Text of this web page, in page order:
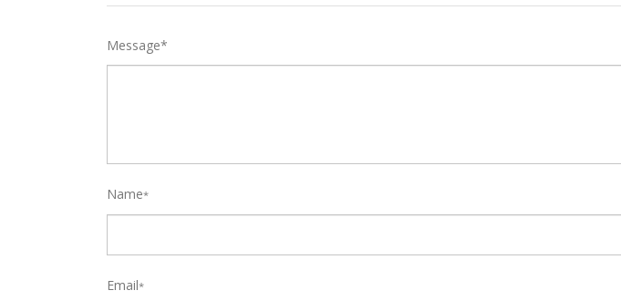
Message*
Name*
Email*